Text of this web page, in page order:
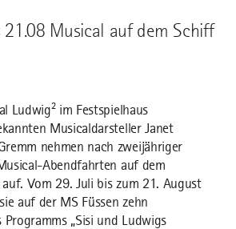
21.08 Musical auf dem Schiff
Ludwig² im Festspielhaus
Musicaldarsteller Janet
nehmen nach zweijähriger
Abendfahrten auf dem
Vom 29. Juli bis zum 21. August
auf der MS Füssen zehn
„Sisi und Ludwigs